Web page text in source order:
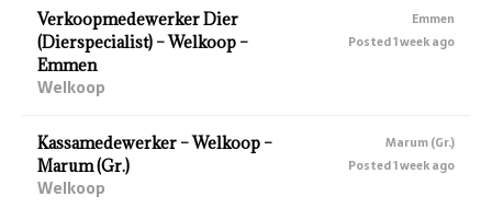
Verkoopmedewerker Dier
(Dierspecialist) – Welkoop –
Emmen
Welkoop
Emmen
Posted 1 week ago
Kassamedewerker – Welkoop –
Marum (Gr.)
Welkoop
Marum (Gr.)
Posted 1 week ago